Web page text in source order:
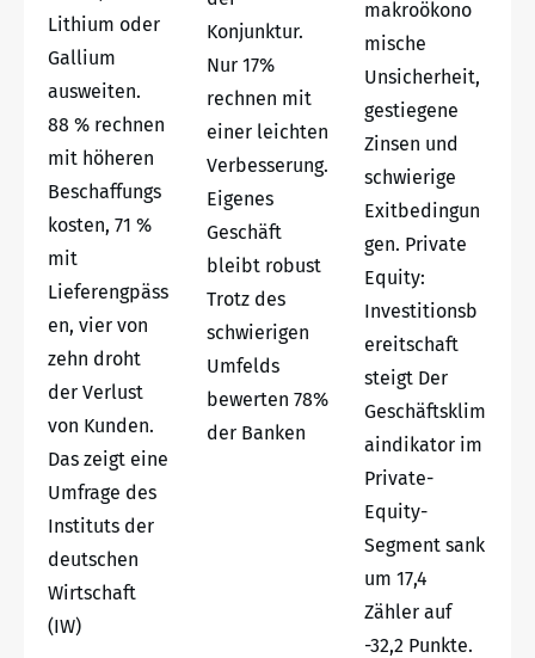
Lithium oder
Gallium
ausweiten.
88 % rechnen
mit höheren
Beschaffungs
kosten, 71 %
mit
Lieferengpäss
en, vier von
zehn droht
der Verlust
von Kunden.
Das zeigt eine
Umfrage des
Instituts der
deutschen
Wirtschaft
(IW)
Konjunktur.
Nur 17%
rechnen mit
einer leichten
Verbesserung.
Eigenes
Geschäft
bleibt robust
Trotz des
schwierigen
Umfelds
bewerten 78%
der Banken
makroökono
mische
Unsicherheit,
gestiegene
Zinsen und
schwierige
Exitbedingun
gen. Private
Equity:
Investitionsb
ereitschaft
steigt Der
Geschäftsklim
aindikator im
Private-
Equity-
Segment sank
um 17,4
Zähler auf
-32,2 Punkte.